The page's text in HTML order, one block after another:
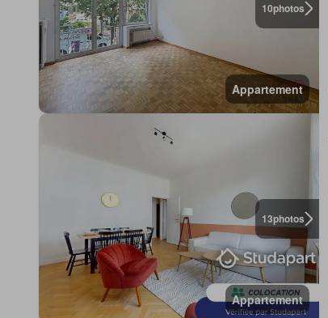
10photos
Appartement
13photos
Appartement